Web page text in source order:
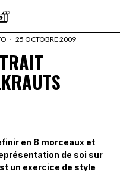
25 OCTOBRE 2009
en 8 morceaux et
de soi sur
un exercice de style